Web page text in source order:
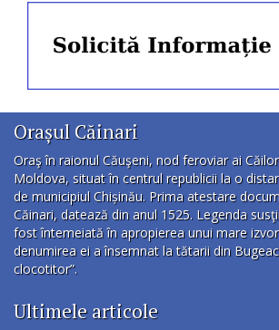
Orașul Căinari
Oraş în raionul Căuşeni, nod feroviar ai
Moldova, situat în centrul republicii la o
de municipiul Chișinău. Prima atestare
Căinari, datează din anul 1525. Legenda
fost întemeiată în apropierea unui mare
denumirea ei a însemnat la tătarii din
clocotitor”.
Ultimele articole